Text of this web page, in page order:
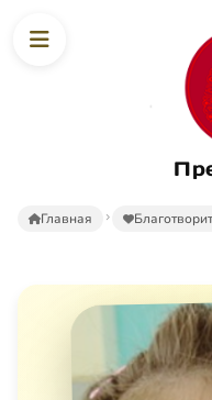
Главная